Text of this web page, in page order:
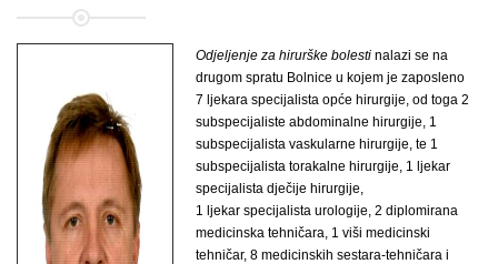
Odjeljenje za hirurške bolesti nalazi se na
drugom spratu Bolnice u kojem je zaposleno
7 ljekara specijalista opće hirurgije, od toga 2
subspecijaliste abdominalne hirurgije, 1
subspecijalista vaskularne hirurgije, te 1
subspecijalista torakalne hirurgije, 1 ljekar
specijalista dječije hirurgije,
1 ljekar specijalista urologije, 2 diplomirana
medicinska tehničara, 1 viši medicinski
tehničar, 8 medicinskih sestara-tehničara i